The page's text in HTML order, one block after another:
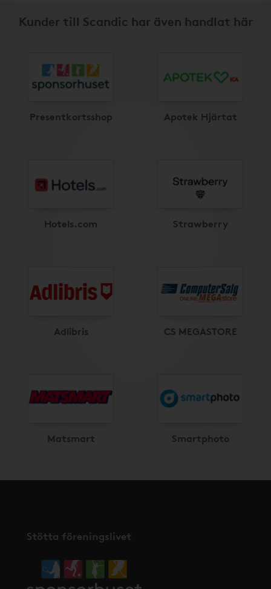
Kunder till Scandic har även handlat här
Presentkortsshop Apotek Hjärtat
Hotels.com Strawberry
Adlibris CS MEGASTORE
Matsmart Smartphoto
Stötta föreningslivet